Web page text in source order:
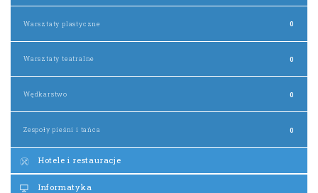
Warsztaty plastyczne 0
Warsztaty teatralne 0
Wędkarstwo 0
Zespoły pieśni i tańca 0
Hotele i restauracje
Informatyka